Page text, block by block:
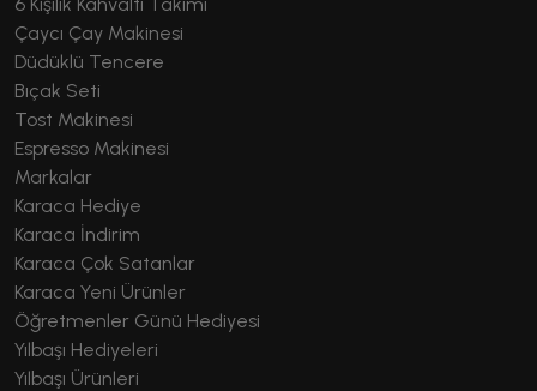
Çaycı Çay Makinesi
Düdüklü Tencere
Bıçak Seti
Tost Makinesi
Espresso Makinesi
Markalar
Karaca Hediye
Karaca İndirim
Karaca Çok Satanlar
Karaca Yeni Ürünler
Öğretmenler Günü Hediyesi
Yılbaşı Hediyeleri
Yılbaşı Ürünleri